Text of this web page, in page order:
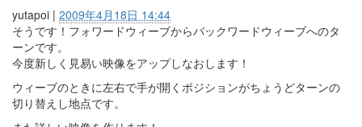
yutapoi | 2009年4月18日 14:44
そうです！フォワードウィーブからバックワードウィーブへのタ
ーンです。
今度新しく見易い映像をアップしなおします！
ウィーブのときに左右で手が開くポジションがちょうどターンの
切り替えし地点です。